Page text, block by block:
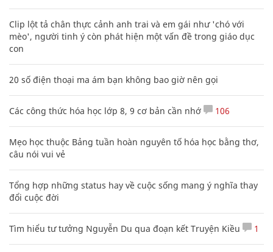
Clip lột tả chân thực cảnh anh trai và em gái như 'chó với
mèo', người tinh ý còn phát hiện một vấn đề trong giáo dục
con
20 số điện thoại ma ám bạn không bao giờ nên gọi
Các công thức hóa học lớp 8, 9 cơ bản cần nhớ 106
Mẹo học thuộc Bảng tuần hoàn nguyên tố hóa học bằng thơ,
câu nói vui vẻ
Tổng hợp những status hay về cuộc sống mang ý nghĩa thay
đổi cuộc đời
Tìm hiểu tư tưởng Nguyễn Du qua đoạn kết Truyện Kiều 1